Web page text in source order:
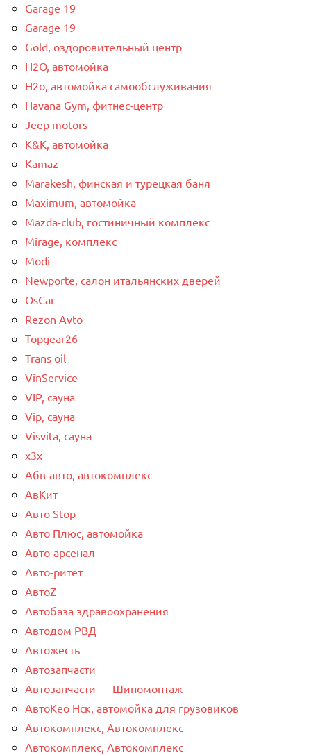
Garage 19
Garage 19
Gold, оздоровительный центр
H2O, автомойка
H2o, автомойка самообслуживания
Havana Gym, фитнес-центр
Jeep motors
K&K, автомойка
Kamaz
Marakesh, финская и турецкая баня
Maximum, автомойка
Mazda-club, гостиничный комплекс
Mirage, комплекс
Modi
Newporte, салон итальянских дверей
OsCar
Rezon Avto
Topgear26
Trans oil
VinService
VIP, сауна
Vip, сауна
Visvita, сауна
x3x
Абв-авто, автокомплекс
АвКит
Авто Stop
Авто Плюс, автомойка
Авто-арсенал
Авто-ритет
АвтоZ
Автобаза здравоохранения
Автодом РВД
Автожесть
Автозапчасти
Автозапчасти — Шиномонтаж
АвтоКео Нск, автомойка для грузовиков
Автокомплекс, Автокомплекс
Автокомплекс, Автокомплекс